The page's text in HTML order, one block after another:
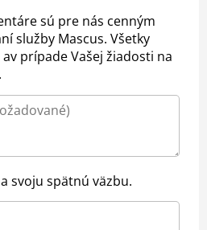
sú pre nás cenným
služby Mascus. Všetky
prípade Vašej žiadosti na
svoju spätnú väzbu.